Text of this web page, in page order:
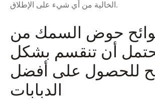
الخالية من أي شيء على الإطلاق.
حوض السمك من
أن تنقسم بشكل
للحصول على أفضل
الدبابات